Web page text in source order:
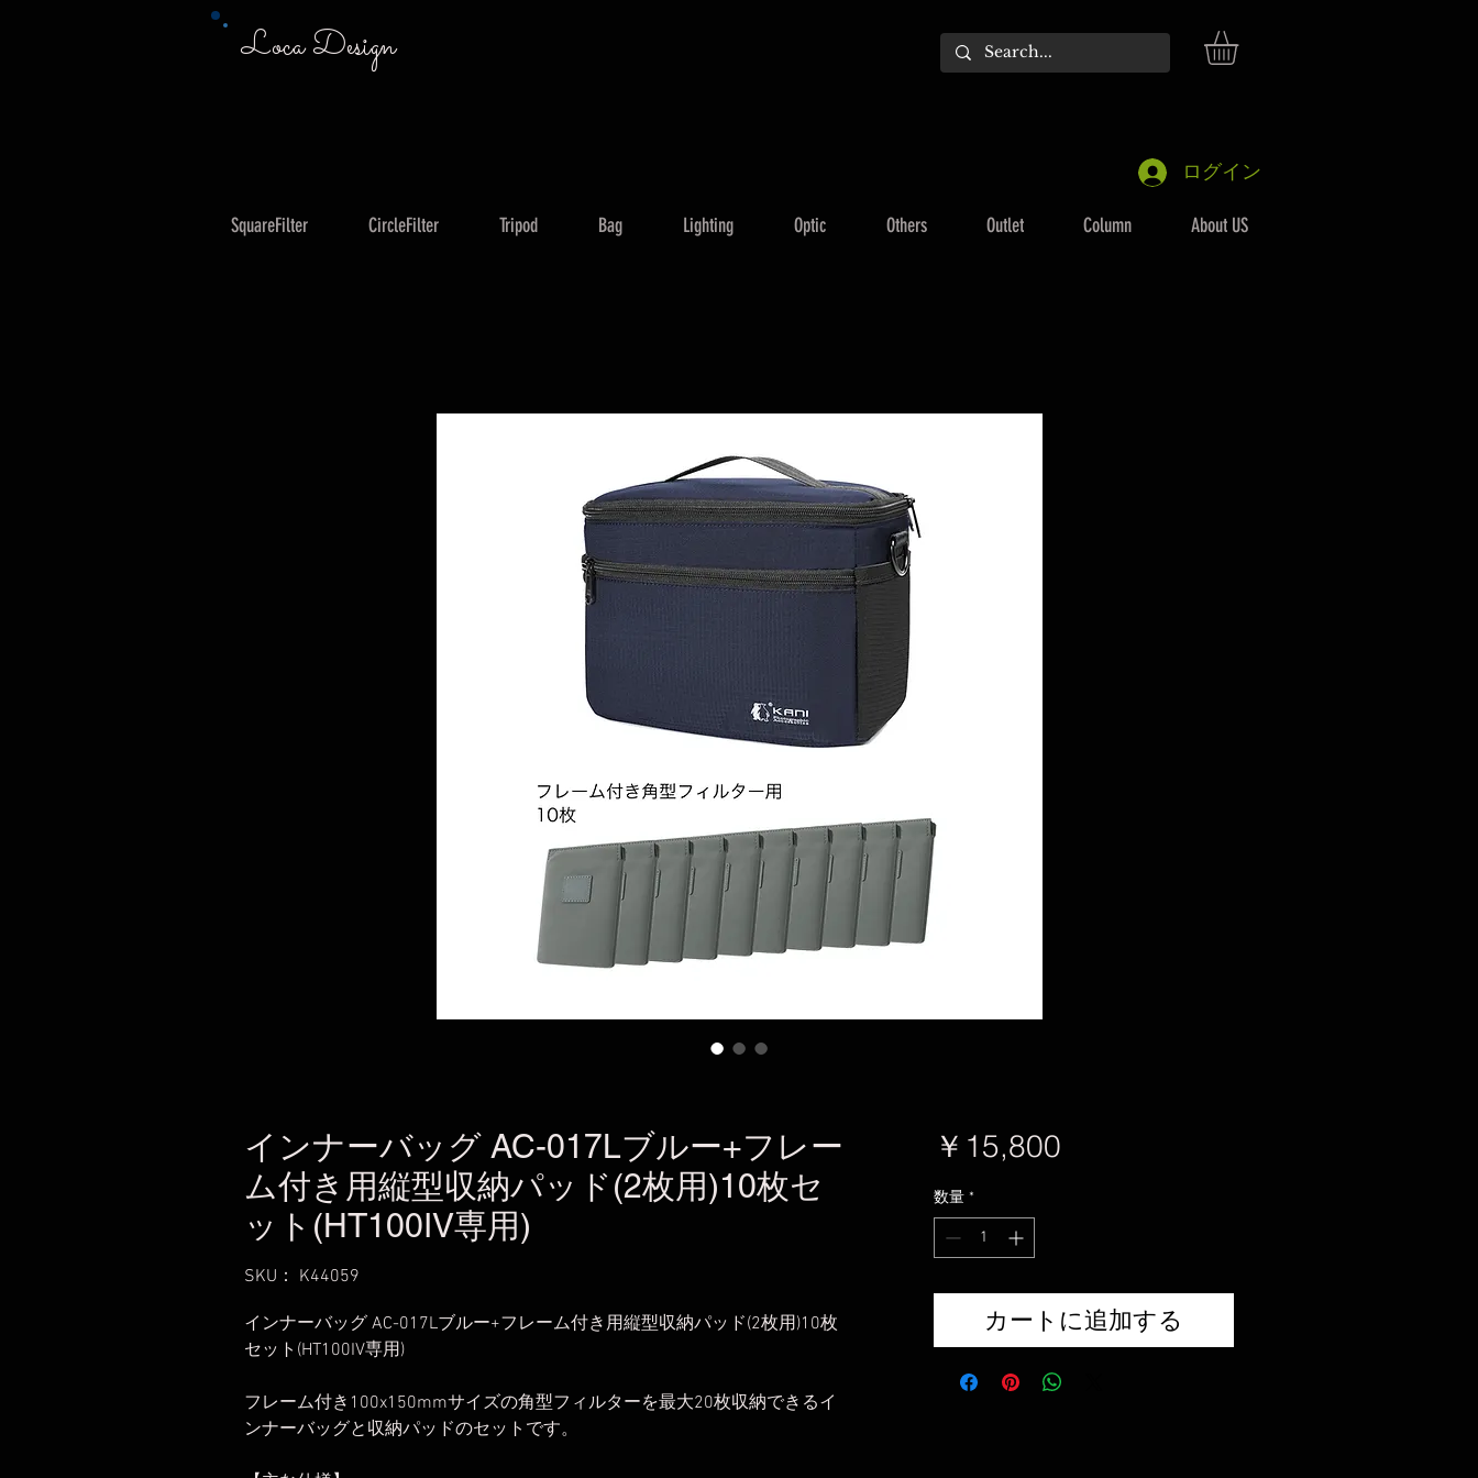
Loca Design
ログイン
SquareFilter CircleFilter Tripod Bag Lighting Optic Others Outlet Column About US
インナーバッグ AC-017Lブルー+フレー
ム付き用縦型収納パッド(2枚用)10枚セ
ット(HT100IV専用)
SKU： K44059
インナーバッグ AC-017Lブルー+フレーム付き用縦型収納パッド(2枚用)10枚
セット(HT100IV専用)
フレーム付き100x150mmサイズの角型フィルターを最大20枚収納できるイ
ンナーバッグと収納パッドのセットです。
￥15,800価
数量 *
カートに追加する